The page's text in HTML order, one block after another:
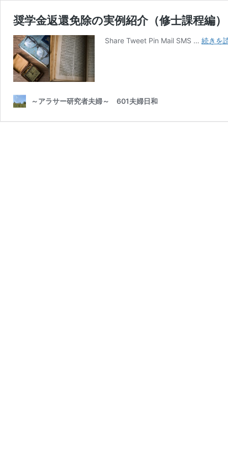
奨学金返還免除の実例紹介（修士課程編）
Share Tweet Pin Mail SMS … 続きを
～アラサー研究者夫婦～ 601夫婦日和